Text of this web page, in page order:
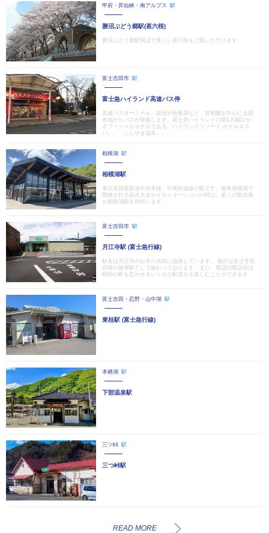
甲府・昇仙峡・南アルプス 駅
勝沼ぶどう郷駅(甚六桜)
勝沼ぶどう郷駅周辺で美しい甚六桜をご覧いただけます
富士吉田市 駅
富士急ハイランド高速バス停
高速バスターミナル。新宿や秋葉原など、首都圏を中心に全国
各地からバスが発着します。富士急ハイランドの第1入園口や、
オフィシャルホテルである「ハイランドリゾート ホテル＆ス
パ」、「ふじやま温泉」、...
相模湖 駅
相模湖駅
東日本旅客鉄道中央本線、中央快速線の駅です。毎年相模湖で
開催される花火大会やイルミネーションの時は、多くの観光客
が相模湖駅を利用します。
富士吉田市 駅
月江寺駅 (富士急行線)
駅名は月江寺のお寺の名前に由来しています。 朝夕は富士学苑
高校の最寄駅として賑わっております。また、周辺の商店街は
昭和の町を思わせるレトロな町並みを楽しむことができます。
富士吉田・忍野・山中湖 駅
東桂駅 (富士急行線)
本栖湖 駅
下部温泉駅
‐
三ツ峠 駅
三つ峠駅
-
READ MORE